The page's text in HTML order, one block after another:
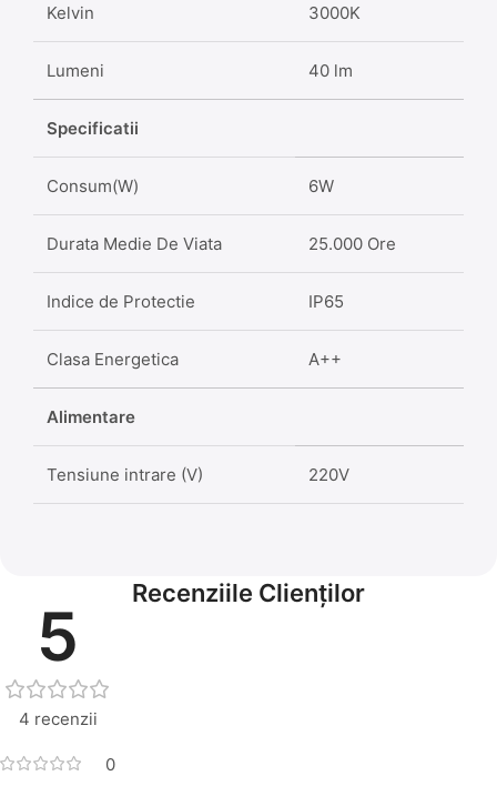
Kelvin 3000K
Lumeni 40 lm
Specificatii
Consum(W) 6W
Durata Medie De Viata 25.000 Ore
Indice de Protectie IP65
Clasa Energetica A++
Alimentare
Tensiune intrare (V) 220V
Recenziile Clienților
5
4 recenzii
0